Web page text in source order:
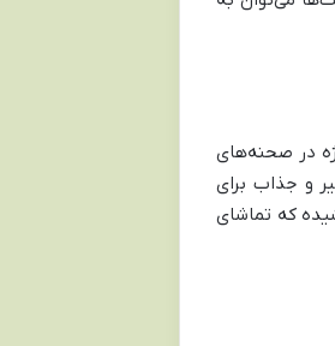
در صحنه‌های
و جذاب برای
که تماشای